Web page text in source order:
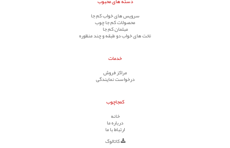
سرویس های خواب کم جا
محصولات کم جا چوب
مبلمان کم جا
تخت های خواب دو طبقه و چند منظوره
خدمات
مراکز فروش
درخواست نمایندگی
کمجاچوب
خانه
درباره ما
ارتباط با ما
کاتالوگ